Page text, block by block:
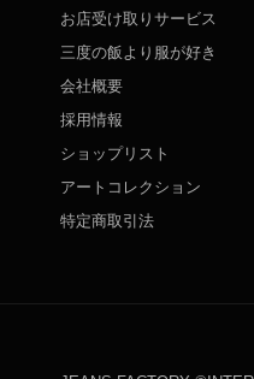
お店受け取りサービス
三度の飯より服が好き
会社概要
採用情報
ショップリスト
アートコレクション
特定商取引法